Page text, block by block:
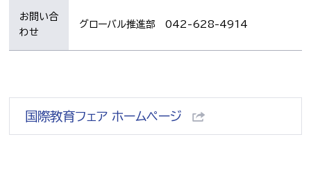
お問い合
わせ
グローバル推進部 042-628-4914
国際教育フェア ホームページ